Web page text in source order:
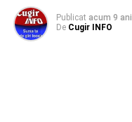
Publicat acum 9 ani
De Cugir INFO